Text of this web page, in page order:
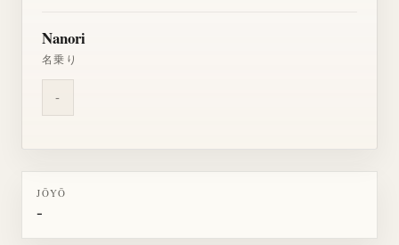
Nanori
名乗り
-
JŌYŌ
-